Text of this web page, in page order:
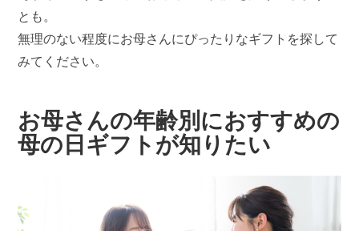
とも。
無理のない程度にお母さんにぴったりなギフトを探して
みてください。
お母さんの年齢別におすすめの
母の日ギフトが知りたい